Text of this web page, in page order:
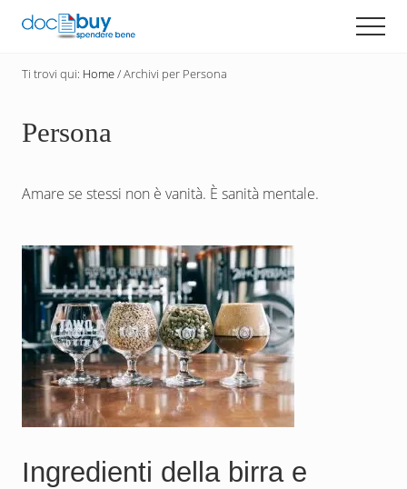
Menu
Passa
principale
un
acquirente
con
DocBuy
Ti trovi qui: Home/Archivi per Persona
Persona
Amare se stessi non è vanità. È sanità mentale.
Ingredienti della birra e